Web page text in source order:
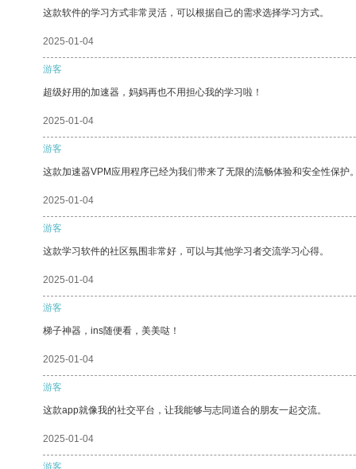
这款软件的学习方式非常灵活，可以根据自己的需求选择学习方式。
2025-01-04
游客
超级好用的加速器，妈妈再也不用担心我的学习啦！
2025-01-04
游客
这款加速器VPM应用程序已经为我们带来了无限的流畅体验和安全性保护
2025-01-04
游客
这款学习软件的社区氛围非常好，可以与其他学习者交流学习心得。
2025-01-04
游客
梯子神器，ins随便看，美美哒！
2025-01-04
游客
这款app就像我的社交平台，让我能够与志同道合的朋友一起交流。
2025-01-04
游客